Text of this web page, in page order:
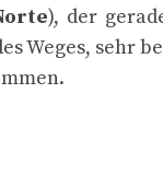
), der
Weges, sehr